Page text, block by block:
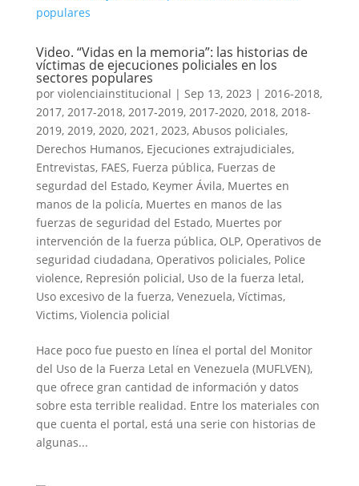
Video. “Vidas en la memoria”: las historias de
víctimas de ejecuciones policiales en los
sectores populares
por violenciainstitucional | Sep 13, 2023 | 2016-2018,
2017, 2017-2018, 2017-2019, 2017-2020, 2018, 2018-
2019, 2019, 2020, 2021, 2023, Abusos policiales,
Derechos Humanos, Ejecuciones extrajudiciales,
Entrevistas, FAES, Fuerza pública, Fuerzas de
segurdad del Estado, Keymer Ávila, Muertes en
manos de la policía, Muertes en manos de las
fuerzas de seguridad del Estado, Muertes por
intervención de la fuerza pública, OLP, Operativos de
seguridad ciudadana, Operativos policiales, Police
violence, Represión policial, Uso de la fuerza letal,
Uso excesivo de la fuerza, Venezuela, Víctimas,
Victims, Violencia policial
Hace poco fue puesto en línea el portal del Monitor
del Uso de la Fuerza Letal en Venezuela (MUFLVEN),
que ofrece gran cantidad de información y datos
sobre esta terrible realidad. Entre los materiales con
que cuenta el portal, está una serie con historias de
algunas...